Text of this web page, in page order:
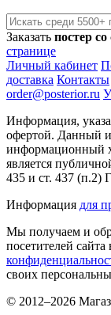
Заказать постер
странице
Личный кабинет
доставка Контакты
order@posterior.ru
Информация,
офертой. Данный
информационный
является
435 и ст. 437 (п.2)
Информация для
Мы получаем и
посетителей сайта
своих
© 2012–2026